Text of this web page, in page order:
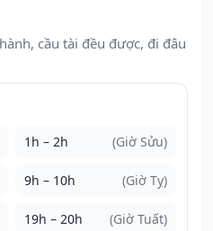
cầu tài đều được, đi đâu
1h – 2h (Giờ Sửu)
9h – 10h (Giờ Tỵ)
19h – 20h (Giờ Tuất)